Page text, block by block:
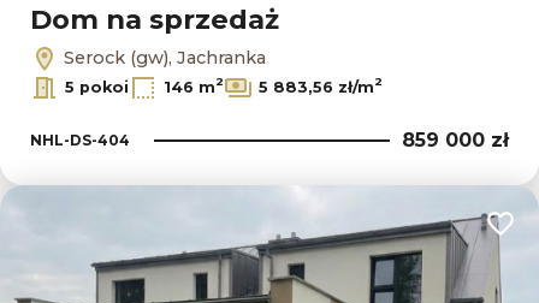
Dom na sprzedaż
Serock (gw), Jachranka
5 pokoi 146 m2 5 883,56 zł/m2
NHL-DS-404 859 000 zł